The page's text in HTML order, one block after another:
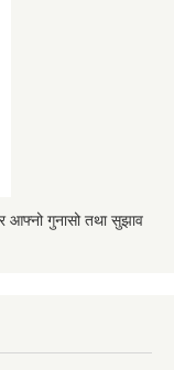
आफ्नो गुनासो तथा सुझाव